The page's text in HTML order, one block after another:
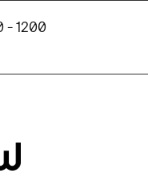
- 1200